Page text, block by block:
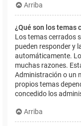
Arriba
¿Qué son los temas
Los temas cerrados
pueden responder y
automáticamente.
muchas razones.
Administración o un
propios temas
concedido los
Arriba